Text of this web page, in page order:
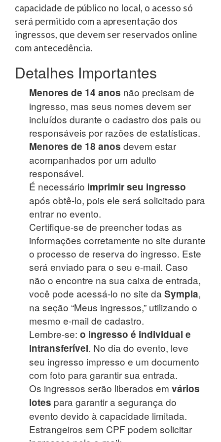
capacidade de público no local, o acesso só
será permitido com a apresentação dos
ingressos, que devem ser reservados online
com antecedência.
Detalhes Importantes
Menores de 14 anos não precisam de
ingresso, mas seus nomes devem ser
incluídos durante o cadastro dos pais ou
responsáveis por razões de estatísticas.
Menores de 18 anos devem estar
acompanhados por um adulto
responsável.
É necessário imprimir seu ingresso
após obtê-lo, pois ele será solicitado para
entrar no evento.
Certifique-se de preencher todas as
informações corretamente no site durante
o processo de reserva do ingresso. Este
será enviado para o seu e-mail. Caso
não o encontre na sua caixa de entrada,
você pode acessá-lo no site da Sympla,
na seção “Meus ingressos,” utilizando o
mesmo e-mail de cadastro.
Lembre-se: o ingresso é individual e
intransferível. No dia do evento, leve
seu ingresso impresso e um documento
com foto para garantir sua entrada.
Os ingressos serão liberados em vários
lotes para garantir a segurança do
evento devido à capacidade limitada.
Estrangeiros sem CPF podem solicitar